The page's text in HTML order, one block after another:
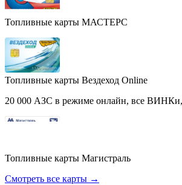
Топливные карты МАСТЕРС
Топливные карты Вездеход Online
20 000 АЗС в режиме онлайн, все ВИНКи,
Топливные карты Магистраль
Смотреть все карты →